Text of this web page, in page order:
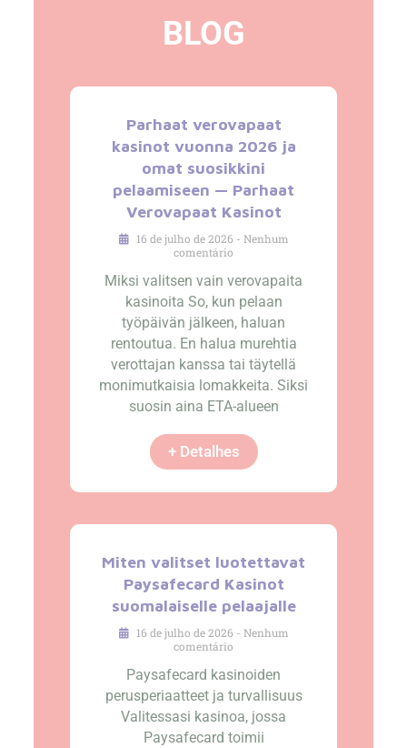
BLOG
Parhaat verovapaat
kasinot vuonna 2026 ja
omat suosikkini
pelaamiseen — Parhaat
Verovapaat Kasinot
16 de julho de 2026
Nenhum
comentário
Miksi valitsen vain verovapaita
kasinoita So, kun pelaan
työpäivän jälkeen, haluan
rentoutua. En halua murehtia
verottajan kanssa tai täytellä
monimutkaisia lomakkeita. Siksi
suosin aina ETA-alueen
+ Detalhes
Miten valitset luotettavat
Paysafecard Kasinot
suomalaiselle pelaajalle
16 de julho de 2026
Nenhum
comentário
Paysafecard kasinoiden
perusperiaatteet ja turvallisuus
Valitessasi kasinoa, jossa
Paysafecard toimii